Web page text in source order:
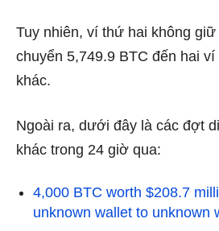
Tuy nhiên, ví thứ hai không
chuyển 5,749.9 BTC đến hai
khác.
Ngoài ra, dưới đây là các đợt
khác trong 24 giờ qua:
4,000 BTC worth $208.7
unknown wallet to unknown